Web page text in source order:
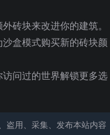
砖块来改进你的建筑。
盒模式购买新的砖块颜
问过的世界解锁更多选
盗用、采集、发布本站内容